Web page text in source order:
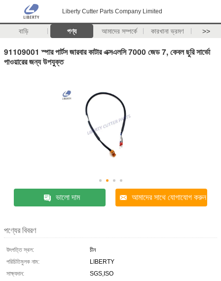
Liberty Cutter Parts Company Limited
বাড়ি পণ্য আমাদের সম্পর্কে কারখানা ভ্রমণ >>
91109001 স্পার পার্টস জারবার কাটার এক্সএলসি 7000 জেড 7, কেবল ছুরি সার্ভো
পাওয়ারের জন্য উপযুক্ত
ভালো দাম আমাদের সাথে যোগাযোগ করুন
পণ্যের বিবরণ
উৎপত্তি স্থল:
চীন
পরিচিতিমুলক নাম:
LIBERTY
সাক্ষ্যদান:
SGS,ISO